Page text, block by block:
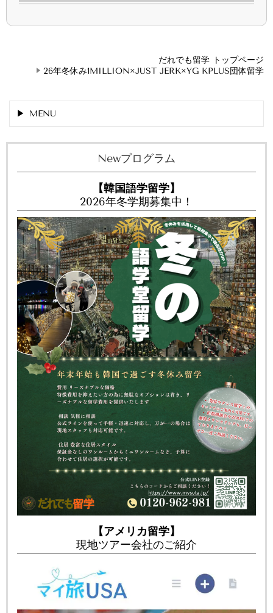
だれでも留学 トップページ
26年冬休み1MILLION×JUST JERK×YG KPLUS団体留学
MENU
Newプログラム
【韓国語学留学】
2026年冬学期募集中！
【アメリカ留学】
現地ツアー会社のご紹介